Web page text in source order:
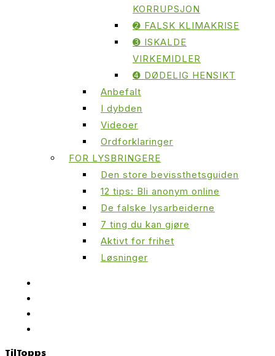
KORRUPSJON
➋ FALSK KLIMAKRISE
➌ ISKALDE
VIRKEMIDLER
➍ DØDELIG HENSIKT
Anbefalt
I dybden
Videoer
Ordforklaringer
FOR LYSBRINGERE
Den store bevissthetsguiden
12 tips: Bli anonym online
De falske lysarbeiderne
7 ting du kan gjøre
Aktivt for frihet
Løsninger
TilTopps